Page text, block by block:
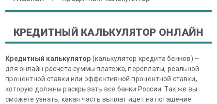
КРЕДИТНЫЙ КАЛЬКУЛЯТОР ОНЛАЙН
Кредитный калькулятор (калькулятор кредита банков) –
для онлайн расчета суммы платежа, переплаты, реальной
процентной ставки или эффективной процентной ставки,
которую должны раскрывать все банки России. Так же вы
сможете узнать, какая часть выплат идет на погашение